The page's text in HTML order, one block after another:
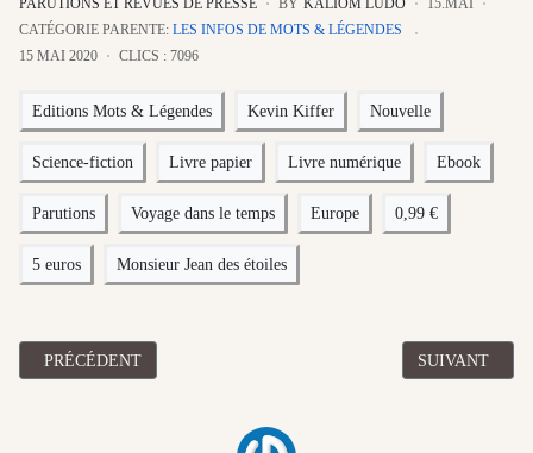
PARUTIONS ET REVUES DE PRESSE BY KALIOM LUDO
15.MAI
CATÉGORIE PARENTE: LES INFOS DE MOTS & LÉGENDES
15 MAI 2020
CLICS : 7096
Editions Mots & Légendes Kevin Kiffer Nouvelle
Science-fiction Livre papier Livre numérique Ebook
Parutions Voyage dans le temps Europe 0,99 €
5 euros Monsieur Jean des étoiles
ARTICLE PRÉCÉDENT : [ROMAN] "CHRONIQUES DE LA
PRÉCÉDENT ARTICLE
SUIVANT